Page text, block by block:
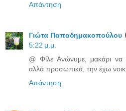
Απάντηση
Γιώτα Παπαδημακοπούλου
5:22 μ.μ.
@ Φίλε Ανώνυμε, μακάρι
αλλά προσωπικά, την έχω
Απάντηση